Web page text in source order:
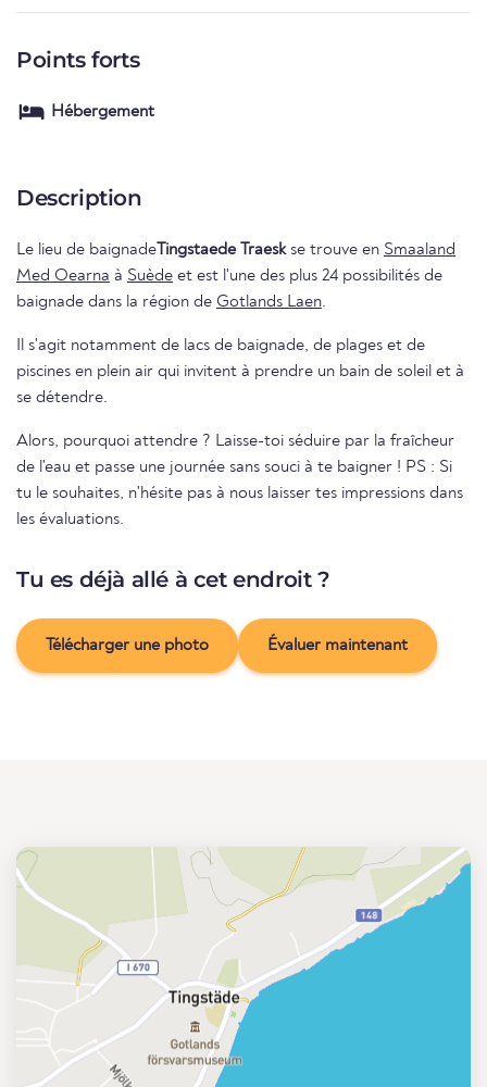
Points forts
Hébergement
Description
Le lieu de baignadeTingstaede Traeskse trouve en Smaaland
Med Oearna à Suède et est l'une des plus 24 possibilités de
baignade dans la région de Gotlands Laen.
Il s'agit notamment de lacs de baignade, de plages et de
piscines en plein air qui invitent à prendre un bain de soleil et à
se détendre.
Alors, pourquoi attendre ? Laisse-toi séduire par la fraîcheur
de l'eau et passe une journée sans souci à te baigner ! PS : Si
tu le souhaites, n'hésite pas à nous laisser tes impressions dans
les évaluations.
Tu es déjà allé à cet endroit ?
Télécharger une photo Évaluer maintenant